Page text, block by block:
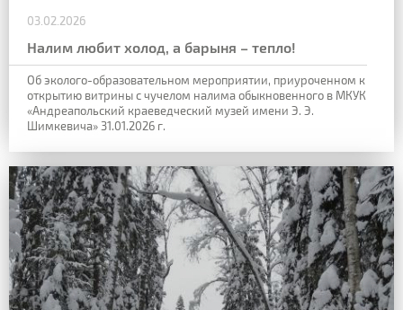
03.02.2026
Налим любит холод, а барыня – тепло!
Об эколого-образовательном мероприятии, приуроченном к
открытию витрины счучелом налима обыкновенного в МКУК
«Андреапольский краеведческий музей имени Э. Э.
Шимкевича» 31.01.2026 г.